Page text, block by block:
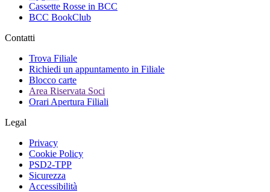
Cassette Rosse in BCC
BCC BookClub
Contatti
Trova Filiale
Richiedi un appuntamento in Filiale
Blocco carte
Area Riservata Soci
Orari Apertura Filiali
Legal
Privacy
Cookie Policy
PSD2-TPP
Sicurezza
Accessibilità